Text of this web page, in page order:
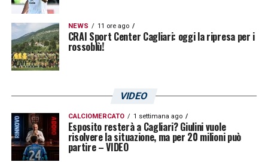
NEWS 11 ore ago
CRAI Sport Center Cagliari: oggi la ripresa per i
rossoblù!
VIDEO
CALCIOMERCATO 1 settimana ago
Esposito resterà a Cagliari? Giulini vuole
risolvere la situazione, ma per 20 milioni può
partire – VIDEO